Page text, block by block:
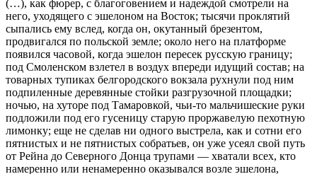
(…), как фюрер, с благоговением и надеждой смотрели на
него, уходящего с эшелоном на Восток; тысячи проклятий
сыпались ему вслед, когда он, окутанный брезентом,
продвигался по польской земле; около него на платформе
появился часовой, когда эшелон пересек русскую границу;
под Смоленском взлетел в воздух впереди идущий состав; на
товарных тупиках белгородского вокзала рухнули под ним
подпиленные деревянные стойки разгрузочной площадки;
ночью, на хуторе под Тамаровкой, чьи-то мальчишеские руки
подложили под его гусеницу старую проржавелую пехотную
лимонку; еще не сделав ни одного выстрела, как и сотни его
пятнистых и не пятнистых собратьев, он уже усеял свой путь
от Рейна до Северного Донца трупами — хватали всех, кто
намеренно или ненамеренно оказывался возле эшелона,